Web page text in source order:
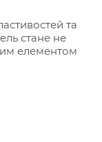
та
стане не
елементом